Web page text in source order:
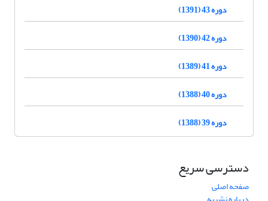
دوره 43 (1391)
دوره 42 (1390)
دوره 41 (1389)
دوره 40 (1388)
دوره 39 (1388)
دسترسی سریع
صفحه اصلی